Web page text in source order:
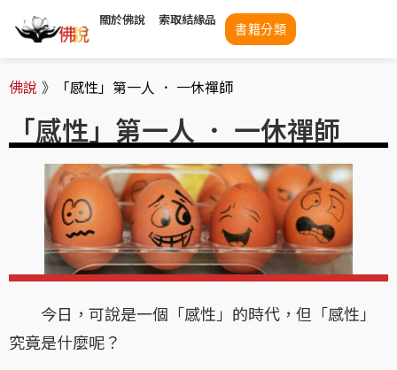
關於佛說 索取結緣品
書籍分類
佛說 》 「感性」第一人 ． 一休禪師
「感性」第一人 ． 一休禪師
今日，可說是一個「感性」的時代，但「感性」
究竟是什麼呢？